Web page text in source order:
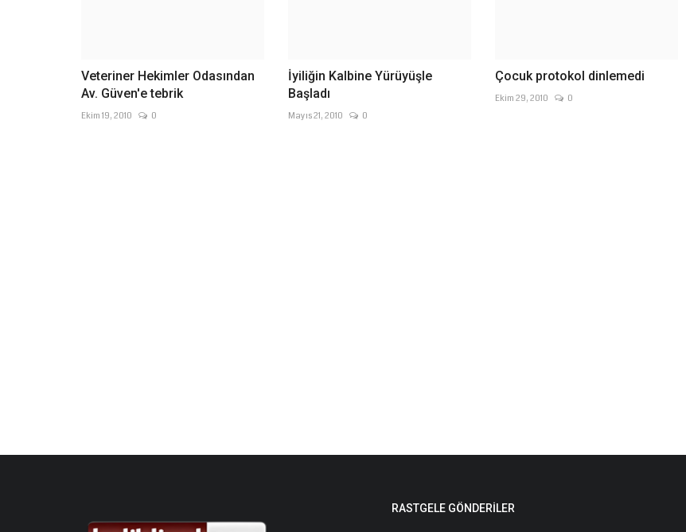
Veteriner Hekimler Odasından
Av. Güven'e tebrik
Ekim 19, 2010 0
İyiliğin Kalbine Yürüyüşle
Başladı
Mayıs 21, 2010 0
Çocuk protokol dinlemedi
Ekim 29, 2010 0
RASTGELE GÖNDERILER